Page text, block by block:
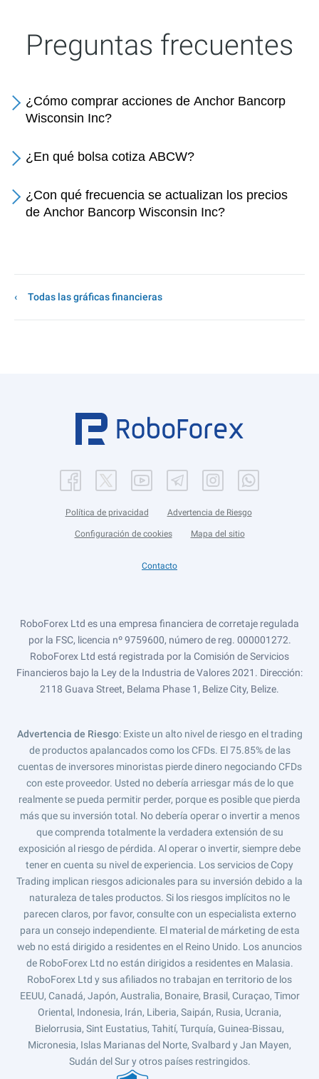
Preguntas frecuentes
¿Cómo comprar acciones de Anchor Bancorp
Wisconsin Inc?
¿En qué bolsa cotiza ABCW?
¿Con qué frecuencia se actualizan los precios
de Anchor Bancorp Wisconsin Inc?
Todas las gráficas financieras
Política de privacidad Advertencia de Riesgo
Configuración de cookies Mapa del sitio
Contacto
RoboForex Ltd es una empresa financiera de corretaje regulada
por la FSC, licencia nº 9759600, número de reg. 000001272.
RoboForex Ltd está registrada por la Comisión de Servicios
Financieros bajo la Ley de la Industria de Valores 2021. Dirección:
2118 Guava Street, Belama Phase 1, Belize City, Belize.
Advertencia de Riesgo: Existe un alto nivel de riesgo en el trading
de productos apalancados como los CFDs. El 75.85% de las
cuentas de inversores minoristas pierde dinero negociando CFDs
con este proveedor. Usted no debería arriesgar más de lo que
realmente se pueda permitir perder, porque es posible que pierda
más que su inversión total. No debería operar o invertir a menos
que comprenda totalmente la verdadera extensión de su
exposición al riesgo de pérdida. Al operar o invertir, siempre debe
tener en cuenta su nivel de experiencia. Los servicios de Copy
Trading implican riesgos adicionales para su inversión debido a la
naturaleza de tales productos. Si los riesgos implícitos no le
parecen claros, por favor, consulte con un especialista externo
para un consejo independiente. El material de márketing de esta
web no está dirigido a residentes en el Reino Unido. Los anuncios
de RoboForex Ltd no están dirigidos a residentes en Malasia.
RoboForex Ltd y sus afiliados no trabajan en territorio de los
EEUU, Canadá, Japón, Australia, Bonaire, Brasil, Curaçao, Timor
Oriental, Indonesia, Irán, Liberia, Saipán, Rusia, Ucrania,
Bielorrusia, Sint Eustatius, Tahití, Turquía, Guinea-Bissau,
Micronesia, Islas Marianas del Norte, Svalbard y Jan Mayen,
Sudán del Sur y otros países restringidos.